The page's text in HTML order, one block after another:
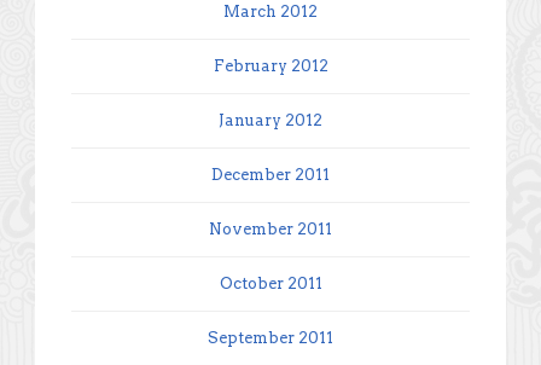
March 2012
February 2012
January 2012
December 2011
November 2011
October 2011
September 2011